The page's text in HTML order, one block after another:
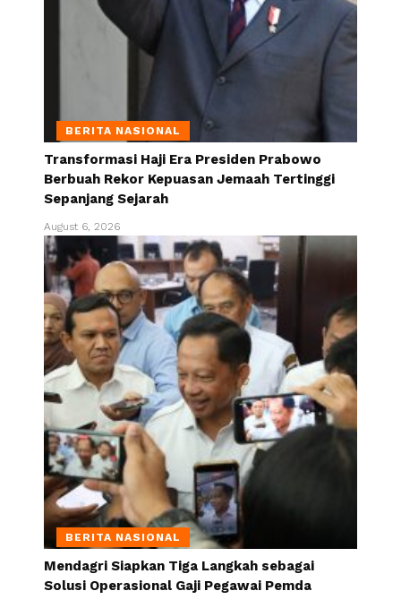
BERITA NASIONAL
Transformasi Haji Era Presiden Prabowo
Berbuah Rekor Kepuasan Jemaah Tertinggi
Sepanjang Sejarah
August 6, 2026
BERITA NASIONAL
Mendagri Siapkan Tiga Langkah sebagai
Solusi Operasional Gaji Pegawai Pemda